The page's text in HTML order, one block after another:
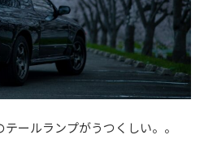
ールランプがうつくしい。。